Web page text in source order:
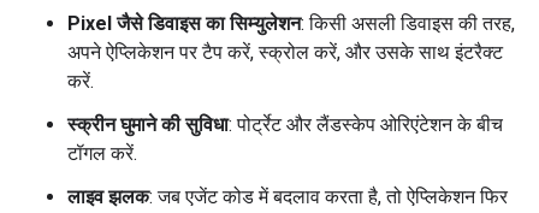
Pixel जैसे डिवाइस का सिम्युलेशन: किसी असली डिवाइस की तरह,
अपने ऐप्लिकेशन पर टैप करें, स्क्रोल करें, और उसके साथ इंटरैक्ट
करें.
स्क्रीन घुमाने की सुविधा: पोर्ट्रेट और लैंडस्केप ओरिएंटेशन के बीच
टॉगल करें.
लाइव झलक: जब एजेंट कोड में बदलाव करता है, तो ऐप्लिकेशन फिर